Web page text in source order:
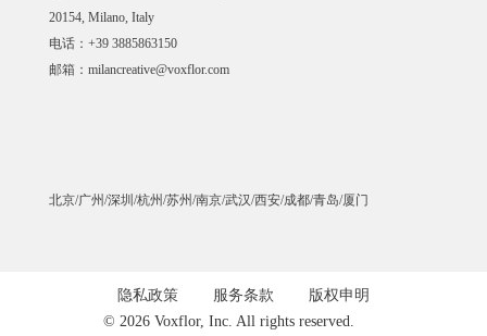
20154, Milano, Italy
电话：+39 3885863150
邮箱：milancreative@voxflor.com
北京/广州/深圳/杭州/苏州/南京/武汉/西安/成都/青岛/厦门
隐私政策 服务条款
版权申明
© 2026 Voxflor, Inc. All rights reserved.